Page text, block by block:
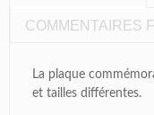
COMMENTAIRES
La plaque
et tailles différentes.